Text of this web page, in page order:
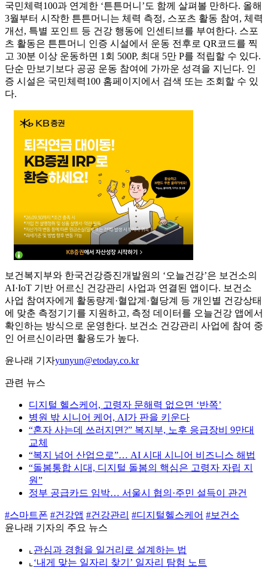
국민체력100과 연계한 ‘튼튼머니’도 함께 살펴볼 만하다. 올해
3월부터 시작한 튼튼머니는 체력 측정, 스포츠 활동 참여, 체력
개선, 특별 포인트 등 건강 행동에 인센티브를 부여한다. 스포
츠 활동은 튼튼머니 인증 시설에서 운동 전후로 QR코드를 찍
고 30분 이상 운동하면 1회 500P, 최대 5만 P를 적립할 수 있다.
단순 만보기보다 공공 운동 참여에 가까운 성격을 지닌다. 인
증 시설은 국민체력100 홈페이지에서 검색 또는 조회할 수 있
다.
보건복지부와 한국건강증진개발원의 ‘오늘건강’은 보건소의
AI·IoT 기반 어르신 건강관리 사업과 연결된 앱이다. 보건소
사업 참여자에게 활동량계·혈압계·혈당계 등 개인별 건강상태
에 맞춘 측정기기를 지원하고, 측정 데이터를 오늘건강 앱에서
확인하는 방식으로 운영한다. 보건소 건강관리 사업에 참여 중
인 어르신이라면 활용도가 높다.
윤나래 기자yunyun@etoday.co.kr
관련 뉴스
디지털 헬스케어, 고령자 문해력 없으면 ‘반쪽’
병원 밖 시니어 케어, AI가 판을 키운다
“혼자 사는데 쓰러지면?” 복지부, 노후 응급장비 9만대
교체
“복지 넘어 산업으로”… AI 시대 시니어 비즈니스 해법
“돌봄통합 시대, 디지털 돌봄의 핵심은 고령자 자립 지
원”
정부 공급카드 임박… 서울시 협의·주민 설득이 관건
#스마트폰 #건강앱 #건강관리 #디지털헬스케어 #보건소
윤나래 기자의 주요 뉴스
⌞ 관심과 경험을 일거리로 설계하는 법
⌞ ‘내게 맞는 일자리 찾기’ 일자리 탐험 노트